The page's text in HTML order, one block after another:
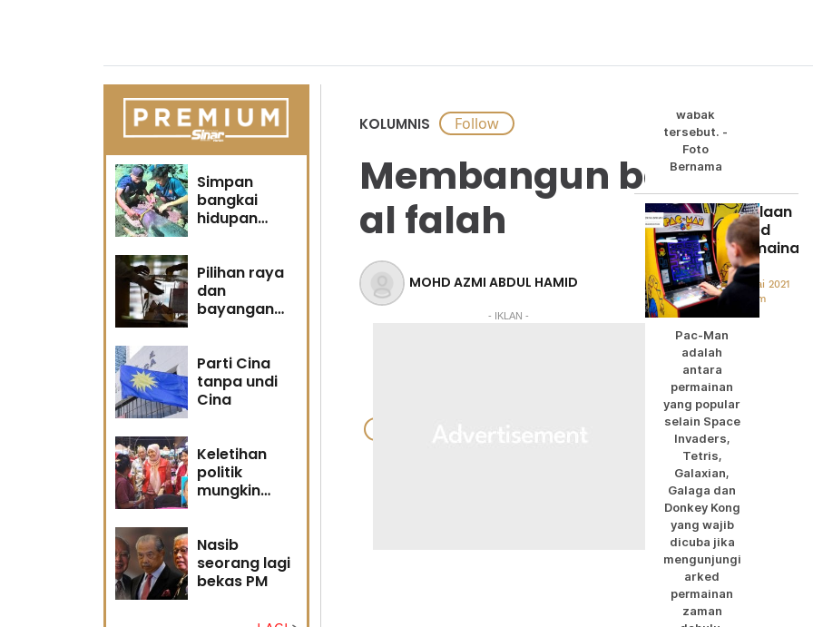
Simpan
bangkai
hidupan
Pilihan raya
dan
bayangan
Parti Cina
tanpa undi
Cina
Keletihan
politik
mungkin
diri -
Penganalisis
politik
Nasib
seorang lagi
bekas PM
KOLUMNIS
Membangun bangsa
al falah
MOHD AZMI ABDUL HAMID
- IKLAN -
penduduk
wabak
tersebut. -
Foto
Bernama
Pac-Man
adalah
antara
permainan
yang popular
selain Space
Invaders,
Tetris,
Galaxian,
Galaga dan
Donkey Kong
yang wajib
dicuba jika
mengunjungi
arked
permainan
zaman
Kegilaan
arked
permainan
28 Julai 2021
07:10am